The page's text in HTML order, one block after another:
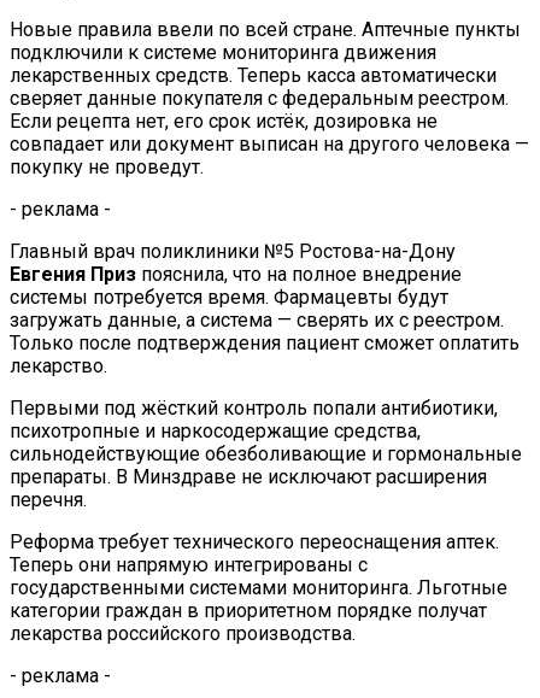
Новые правила ввели по всей стране. Аптечные пункты
подключили к системе мониторинга движения
лекарственных средств. Теперь касса автоматически
сверяет данные покупателя с федеральным реестром.
Если рецепта нет, его срок истёк, дозировка не
совпадает или документ выписан на другого человека —
покупку не проведут.
- реклама -
Главный врач поликлиники №5 Ростова-на-Дону
Евгения Приз пояснила, что на полное внедрение
системы потребуется время. Фармацевты будут
загружать данные, а система — сверять их с реестром.
Только после подтверждения пациент сможет оплатить
лекарство.
Первыми под жёсткий контроль попали антибиотики,
психотропные и наркосодержащие средства,
сильнодействующие обезболивающие и гормональные
препараты. В Минздраве не исключают расширения
перечня.
Реформа требует технического переоснащения аптек.
Теперь они напрямую интегрированы с
государственными системами мониторинга. Льготные
категории граждан в приоритетном порядке получат
лекарства российского производства.
- реклама -